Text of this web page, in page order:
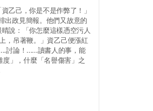
乙己，你是不是作弊了！」
出政見簡報。他們又故意的
說：「你怎麼這樣憑空污人
，吊著鞭。」資乙己便漲紅
討論！......讀書人的事，能
」，什麼「名譽傷害」之